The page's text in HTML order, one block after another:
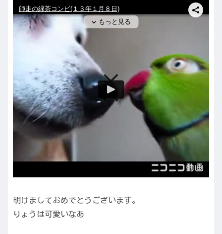
明けましておめでとうございます。
りょうは可愛いなあ